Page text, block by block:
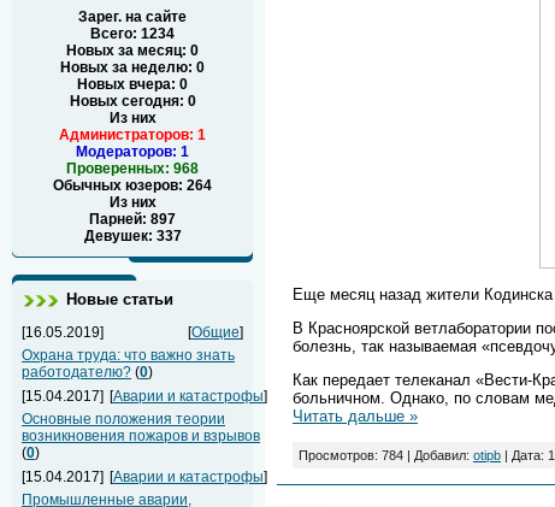
Зарег. на сайте
Всего: 1234
Новых за месяц: 0
Новых за неделю: 0
Новых вчера: 0
Новых сегодня: 0
Из них
Администраторов: 1
Модераторов: 1
Проверенных: 968
Обычных юзеров: 264
Из них
Парней: 897
Девушек: 337
Новые статьи
[16.05.2019] [Общие]
Охрана труда: что важно знать
работодателю? (0)
[15.04.2017] [Аварии и катастрофы]
Основные положения теории
возникновения пожаров и взрывов
(0)
[15.04.2017] [Аварии и катастрофы]
Промышленные аварии,
Еще месяц назад жители Кодинска
В Красноярской ветлаборатории
болезнь, так называемая
Как передает телеканал «Вести-
больничном. Однако, по словам
Читать дальше »
Просмотров: 784 | Добавил: otipb | Дата: